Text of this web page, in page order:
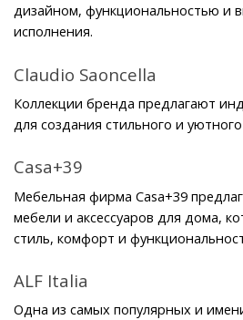
дизайном, функциональностью и
исполнения.
Claudio Saoncella
Коллекции бренда предлагают
для создания стильного и
Casa+39
Мебельная фирма Casa+39
мебели и аксессуаров для дома,
стиль, комфорт и
ALF Italia
Одна из самых популярных и